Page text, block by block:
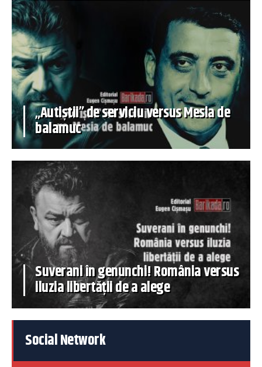
„Autiștii” de serviciu versus Mesia de
balamuc
Suverani în genunchi! România versus
iluzia libertății de a alege
Social Network